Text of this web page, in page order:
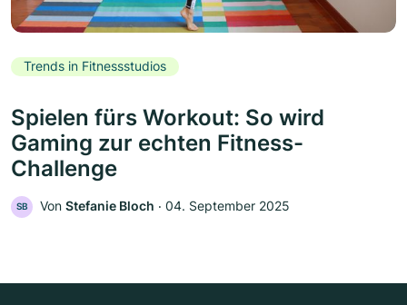
Trends in Fitnessstudios
Spielen fürs Workout: So wird
Gaming zur echten Fitness-
Challenge
SB Von Stefanie Bloch ‧ 04. September 2025